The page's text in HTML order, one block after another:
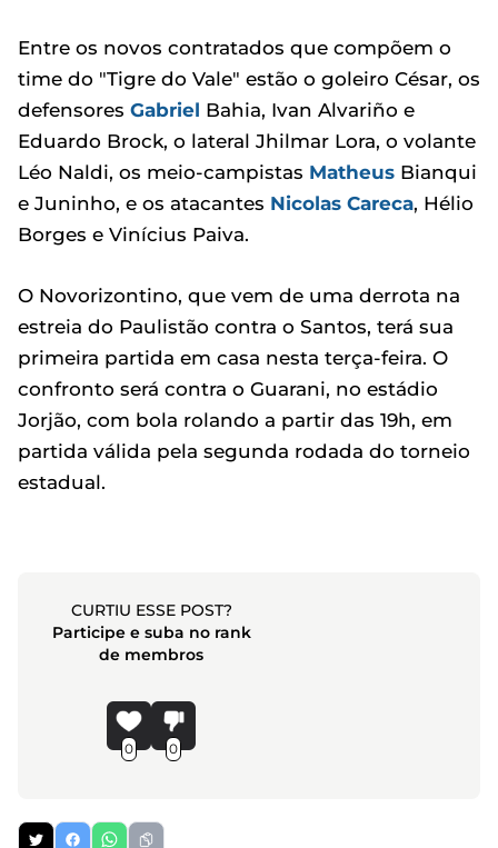
Entre os novos contratados que compõem o
time do "Tigre do Vale" estão o goleiro César, os
defensores Gabriel Bahia, Ivan Alvariño e
Eduardo Brock, o lateral Jhilmar Lora, o volante
Léo Naldi, os meio-campistas Matheus Bianqui
e Juninho, e os atacantes Nicolas Careca, Hélio
Borges e Vinícius Paiva.
O Novorizontino, que vem de uma derrota na
estreia do Paulistão contra o Santos, terá sua
primeira partida em casa nesta terça-feira. O
confronto será contra o Guarani, no estádio
Jorjão, com bola rolando a partir das 19h, em
partida válida pela segunda rodada do torneio
estadual.
CURTIU ESSE POST?
Participe e suba no rank
de membros
0 0